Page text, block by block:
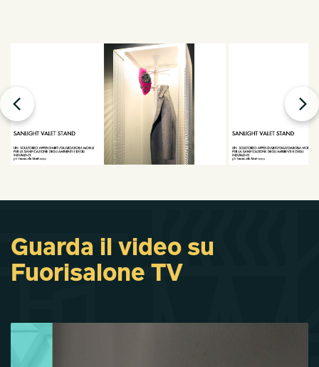
Guarda il video su
Fuorisalone TV